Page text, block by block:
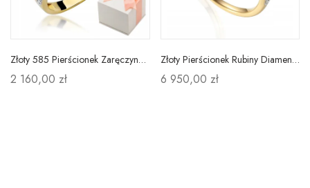
Złoty 585 Pierścionek Zaręczynowy Ametyst Diamenty
2 160,00 zł
Złoty Pierścionek Rubiny Diamenty pr. 585 Prezent
6 950,00 zł